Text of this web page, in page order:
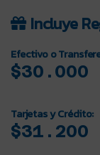
Incluye
Efectivo o
$30.000
Tarjetas y Crédito:
$31.200